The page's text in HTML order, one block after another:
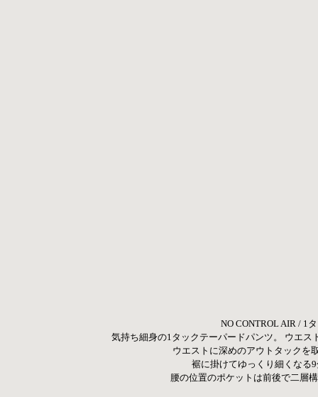
NO CONTROL AIR / 1
気持ち細身の1タックテーパードパンツ。 ウエ
ウエストに深めのアウトタックを
裾に掛けてゆっくり細くなる
腰の位置のポケットは前後で二層